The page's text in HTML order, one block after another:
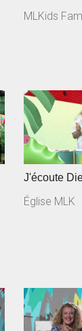
MLKids
J'écoute
Église MLK